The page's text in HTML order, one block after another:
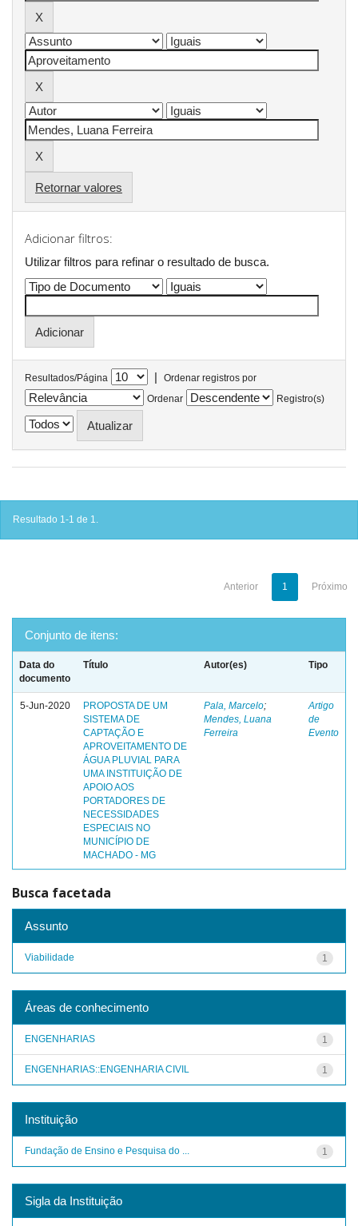
Retornar valores
Adicionar filtros:
Utilizar filtros para refinar o resultado de busca.
Resultados/Página |
Ordenar registros por
Ordenar
Registro(s)
Resultado 1-1 de 1.
Anterior 1 Próximo
Conjunto de itens:
Data do
documento
Título Autor(es) Tipo
5-Jun-2020
PROPOSTA DE UM
SISTEMA DE
CAPTAÇÃO E
APROVEITAMENTO DE
ÁGUA PLUVIAL PARA
UMA INSTITUIÇÃO DE
APOIO AOS
PORTADORES DE
NECESSIDADES
ESPECIAIS NO
MUNICÍPIO DE
MACHADO - MG
Pala, Marcelo;
Mendes, Luana
Ferreira
Artigo
de
Evento
Busca facetada
Assunto
1
Viabilidade
Áreas de conhecimento
1
ENGENHARIAS
1
ENGENHARIAS::ENGENHARIA CIVIL
Instituição
1
Fundação de Ensino e Pesquisa do ...
Sigla da Instituição